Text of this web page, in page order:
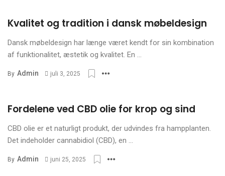
Oplev Tai Chi næstved
udvikling
Kvalitet og tradition i dansk møbeldesign
Dansk møbeldesign har længe været kendt for sin kombination
af funktionalitet, æstetik og kvalitet. En ...
By Admin juli 3, 2025
Fordelene ved CBD olie for krop og sind
CBD olie er et naturligt produkt, der udvindes fra hampplanten.
Det indeholder cannabidiol (CBD), en ...
By Admin juni 25, 2025